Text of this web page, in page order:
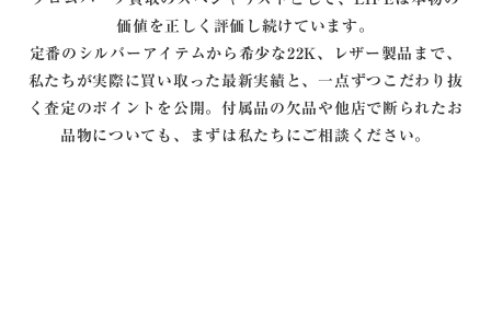
価値を正しく評価し続けています。
定番のシルバーアイテムから希少な22K、レザー製品まで、
私たちが実際に買い取った最新実績と、一点ずつこだわり抜
く査定のポイントを公開。付属品の欠品や他店で断られたお
品物についても、まずは私たちにご相談ください。